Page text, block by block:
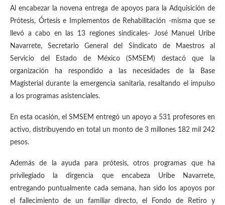
Al encabezar la novena entrega de apoyos para la Adquisición de
Prótesis, Órtesis e Implementos de Rehabilitación -misma que se
llevó a cabo en las 13 regiones sindicales- José Manuel Uribe
Navarrete, Secretario General del Sindicato de Maestros al
Servicio del Estado de México (SMSEM) destacó que la
organización ha respondido a las necesidades de la Base
Magisterial durante la emergencia sanitaria, resaltando el impulso
a los programas asistenciales.
En esta ocasión, el SMSEM entregó un apoyo a 531 profesores en
activo, distribuyendo en total un monto de 3 millones 182 mil 242
pesos.
Además de la ayuda para prótesis, otros programas que ha
privilegiado la dirgencia que encabeza Uribe Navarrete,
entregando puntualmente cada semana, han sido los apoyos por
el fallecimiento de un familiar directo, el Fondo de Retiro y